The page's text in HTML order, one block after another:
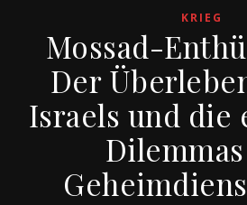
KRIEG
Mossad-
Der
Israels und die